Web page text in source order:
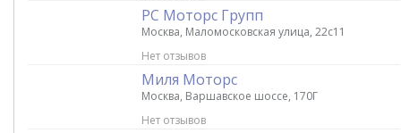
РС Моторс Групп
Москва, Маломосковская улица, 22с11
Нет отзывов
Миля Моторс
Москва, Варшавское шоссе, 170Г
Нет отзывов